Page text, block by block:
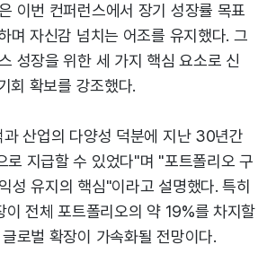
이번 컨퍼런스에서 장기 성장률 목표
며 자신감 넘치는 어조를 유지했다. 그
성장을 위한 세 가지 핵심 요소로 신
회 확보를 강조했다.
산업의 다양성 덕분에 지난 30년간
로 지급할 수 있었다"며 "포트폴리오 구
성 유지의 핵심"이라고 설명했다. 특히
전체 포트폴리오의 약 19%를 차지할
로벌 확장이 가속화될 전망이다.